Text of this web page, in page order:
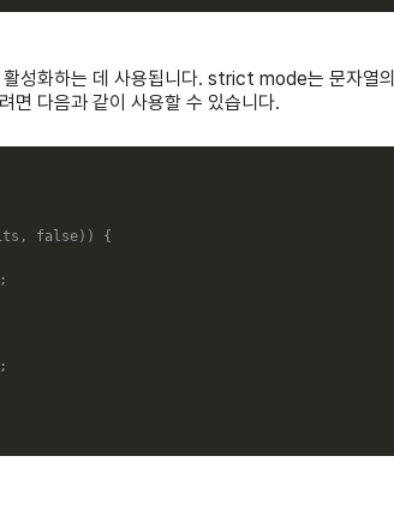
성화하는 데 사용됩니다. strict mode는 문자열
다음과 같이 사용할 수 있습니다.
, false) ) {
;
;